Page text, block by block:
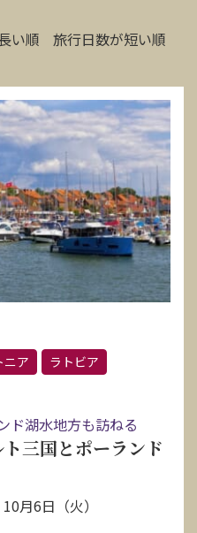
い順
旅行日数が短い順
ニア
ラトビア
湖水地方も訪ねる
ト三国とポーランド
月6日（火）